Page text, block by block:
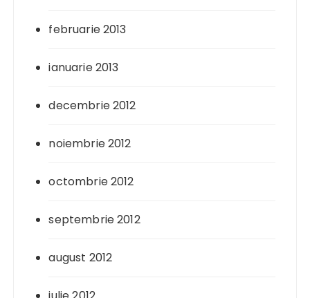
februarie 2013
ianuarie 2013
decembrie 2012
noiembrie 2012
octombrie 2012
septembrie 2012
august 2012